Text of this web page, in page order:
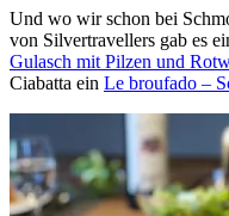
Und wo wir schon bei
von Silvertravellers gab es
Gulasch mit Pilzen und
Ciabatta ein Le broufado –